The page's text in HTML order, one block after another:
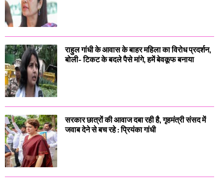
राहुल गांधी के आवास के बाहर महिला का विरोध प्रदर्शन,
बोली- टिकट के बदले पैसे मांगे, हमें बेवकूफ बनाया
सरकार छात्रों की आवाज दबा रही है, गृहमंत्री संसद में
जवाब देने से बच रहे : प्रियंका गांधी